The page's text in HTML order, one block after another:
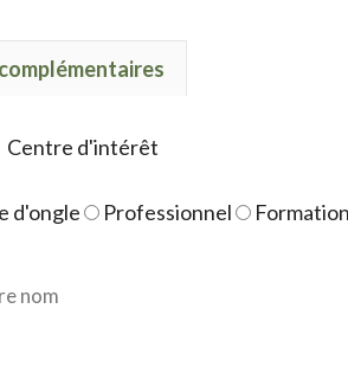
américaine
carré
504pcs
Centre d'intérêt
d'ongle Professionnel Formation